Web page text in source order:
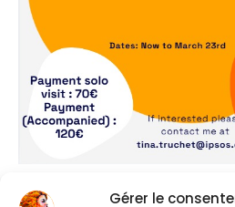
Gérer le
+3